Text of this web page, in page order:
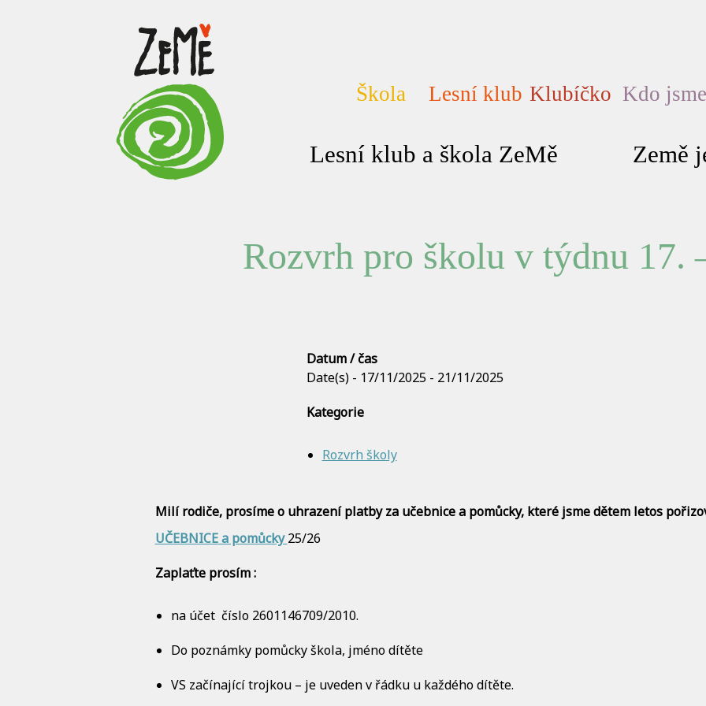
Škola Lesní klub Klubíčko Kdo jsme
Lesní klub a škola ZeMě Země
Rozvrh pro školu v týdnu 17.
Datum / čas
Date(s) - 17/11/2025 - 21/11/2025
Kategorie
Rozvrh školy
Milí rodiče, prosíme o uhrazení platby za učebnicea pomůcky, které jsme dětem letos
UČEBNICEa pomůcky25/26
Zaplaťte prosím :
na účet číslo 2601146709/2010.
Do poznámky pomůcky škola, jméno dítěte
VS začínající trojkou – je uveden v řádku u každého dítěte.